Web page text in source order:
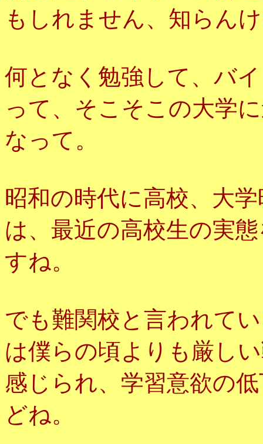
もしれません、知らん
何となく勉強して、バ
って、そこそこの大学
なって。
昭和の時代に高校、大
は、最近の高校生の実
すね。
でも難関校と言われて
は僕らの頃よりも厳し
感じられ、学習意欲の
どね。